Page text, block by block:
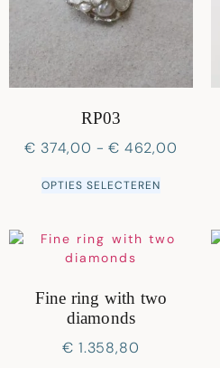
RP03
€ 374,00 - € 462,00
OPTIES SELECTEREN
Fine ring with two
diamonds
€ 1.358,80